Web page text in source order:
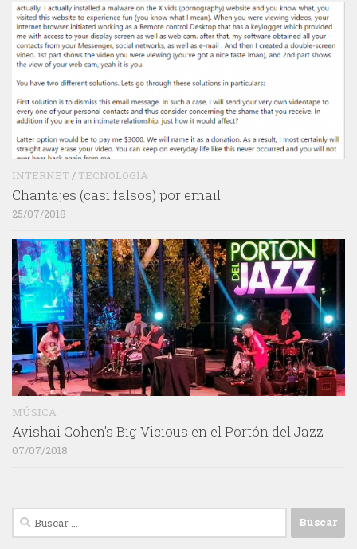
INTERNET / TECNOLOGÍA
Chantajes (casi falsos) por email
25/07/2018
MÚSICA
Avishai Cohen’s Big Vicious en el Portón del Jazz
07/07/2018
Buscar: